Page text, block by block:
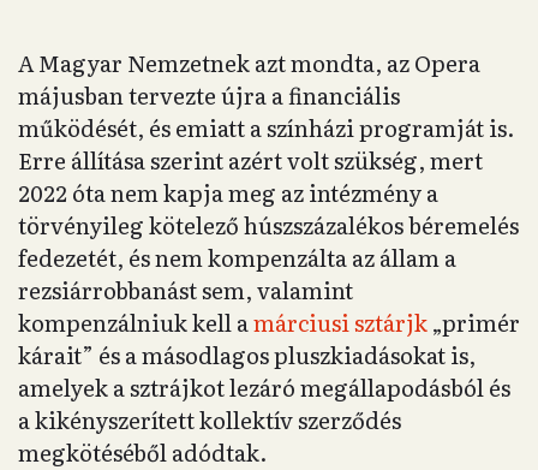
A Magyar Nemzetnek azt mondta, az Opera
májusban tervezte újra a financiális
működését, és emiatt a színházi programját is.
Erre állítása szerint azért volt szükség, mert
2022 óta nem kapja meg az intézmény a
törvényileg kötelező húszszázalékos béremelés
fedezetét, és nem kompenzálta az állam a
rezsiárrobbanást sem, valamint
kompenzálniuk kell amárciusi sztárjk„primér
kárait” és a másodlagos pluszkiadásokat is,
amelyek a sztrájkot lezáró megállapodásból és
a kikényszerített kollektív szerződés
megkötéséből adódtak.